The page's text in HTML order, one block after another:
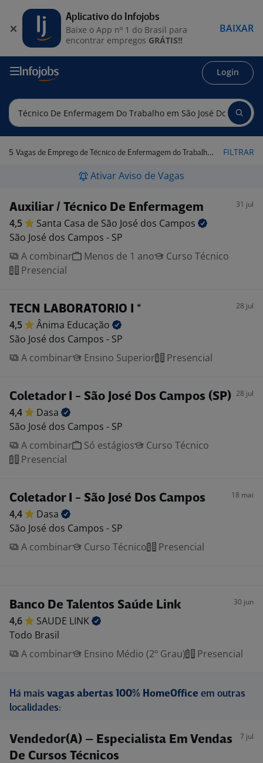
Login
5 Vagas de Emprego de Técnico de Enfermagem do Trabalho em São José dos Campos - SP FILTRAR
Ativar Aviso de Vagas
Auxiliar / Técnico De Enfermagem 31 jul
4,5 Santa Casa de São José dos Campos
São José dos Campos - SP
A combinar
Menos de 1 ano
Curso Técnico
Presencial
TECN LABORATORIO I * 28 jul
4,5 Ânima Educação
São José dos Campos - SP
A combinar
Ensino Superior Presencial
Coletador I - São José Dos Campos (SP) 28 jul
4,4
Dasa
São José dos Campos - SP
A combinar
Só estágios
Curso Técnico
Presencial
Coletador I - São José Dos Campos 18 mai
4,4
Dasa
São José dos Campos - SP
A combinar
Curso Técnico Presencial
Banco De Talentos Saúde Link 30 jun
4,6 SAUDE LINK
Todo Brasil
A combinar
Ensino Médio (2º Grau) Presencial
Há mais vagas abertas 100% HomeOffice em outras
localidades:
Vendedor(A) – Especialista Em Vendas
De Cursos Técnicos
7 jul
Aplicativo do Infojobs
Baixe o App nº 1 do Brasil para
encontrar empregos GRÁTIS!!
BAIXAR